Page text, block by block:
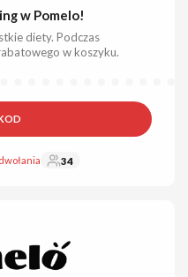
w Pomelo!
diety. Podczas
w koszyku.
34